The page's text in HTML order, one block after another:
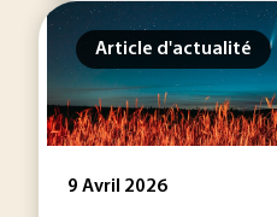
Article d'actualité
9 Avril 2026